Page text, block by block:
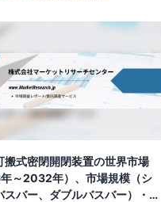
搬式密閉開閉装置の世界市場
年～2032年）、市場規模（シ
スバー、ダブルバスバー）・